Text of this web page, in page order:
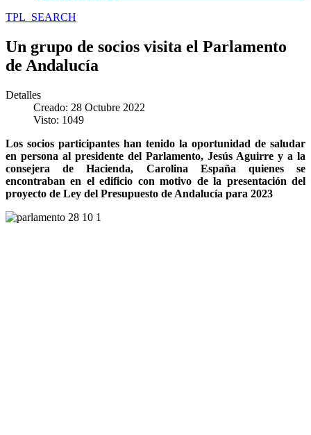
TPL_SEARCH
Un grupo de socios visita el Parlamento
de Andalucía
Detalles
Creado: 28 Octubre 2022
Visto: 1049
Los socios participantes han tenido la oportunidad de saludar
en persona al presidente del Parlamento, Jesús Aguirre y a la
consejera de Hacienda, Carolina España quienes se
encontraban en el edificio con motivo de la presentación del
proyecto de Ley del Presupuesto de Andalucía para 2023